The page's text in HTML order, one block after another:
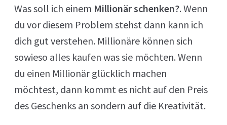
d
di
t
at
sA
p
p
e
n
Was soll ich einem Millionär schenken?. Wenn
du vor diesem Problem stehst dann kann ich
dich gut verstehen. Millionäre können sich
sowieso alles kaufen was sie möchten. Wenn
du einen Millionär glücklich machen
möchtest, dann kommt es nicht auf den Preis
des Geschenks an sondern auf die Kreativität.